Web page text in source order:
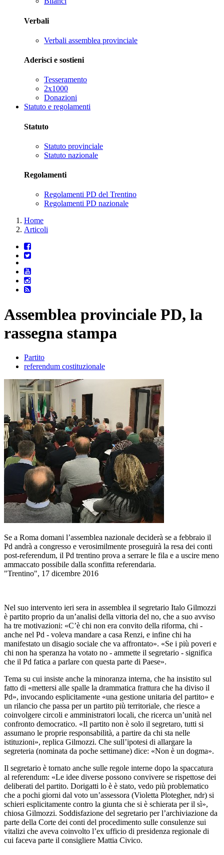
Verbali
Verbali assemblea provinciale
Aderisci e sostieni
Tesseramento
2x1000
Donazioni
Statuto e regolamenti
Statuto
Statuto provinciale
Statuto nazionale
Regolamenti
Regolamenti PD del Trentino
Regolamenti PD nazionale
Home
Articoli
Assemblea provinciale PD, la
rassegna stampa
Partito
referendum costituzionale
Se a Roma domani l’assemblea nazionale deciderà se a febbraio il
Pd andrà a congresso e verosimilmente proseguirà la resa dei conti
post-referendum, il Pd trentino prova a serrare le fila e a uscire meno
ammaccato possibile dalla sconfitta referendaria.
"Trentino", 17 dicembre 2016
Nel suo intervento ieri sera in assemblea il segretario Italo Gilmozzi
è partito proprio da un’analisi della vittoria del no, che a suo avviso
ha tre motivazioni: «C’è chi non era convito della riforma, chi -
anche nel Pd - voleva mandare a casa Renzi, e infine chi ha
manifestato un disagio sociale che va affrontato». «Se i più poveri e
chi non ha speranza ha votato no - ammette il segretario - significa
che il Pd fatica a parlare con questa parte di Paese».
Tema su cui insiste anche la minoranza interna, che ha insistito sul
fatto di «mettersi alle spalle la drammatica frattura che ha diviso il
Pd», invocando esplicitamente «una gestione unitaria del partito» e
un rilancio che passa per un partito più territoriale, che riesce a
coinvolgere circoli e amministratori locali, che ricerca un’unità nel
confronto democratico. «Il partito non è solo il segretaro, tutti si
assumano le proprie responsabilità, a partire da chi sta nelle
istituzioni», replica Gilmozzi. Che sull’ipotesi di allargare la
segreteria (nominata da poche settimane) dice: «Non è un dogma».
Il segretario è tornato anche sulle regole interne dopo la spaccatura
al referendum: «Le idee diverse possono convivere se rispettose dei
deliberati del partito. Dorigatti lo è è stato, vedo più problematico
che a pochi giorni dal voto un’assessora (Violetta Plotegher, ndr) si
schieri esplicitamente contro la giunta che si è schierata per il sì»,
chiosa Gilmozzi. Soddisfazione del segretario per l’archiviazione da
parte della Corte dei conti del procedimento sulle consulenze sui
vitalizi che aveva coinvolto l’ex ufficio di presidenza regionale di
cui faceva parte il consigliere Mattia Civico.